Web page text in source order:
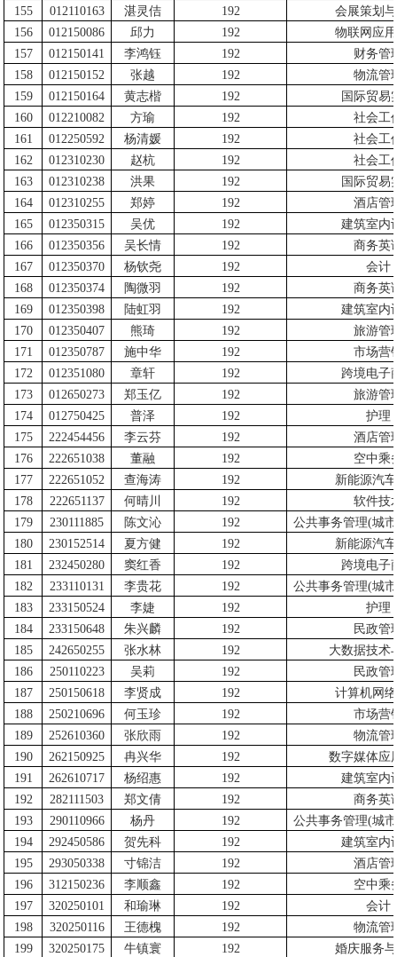
155
012110163 湛灵佶 192
会展策划
156
012150086 邱力 192
物联网应
157
012150141 李鸿钰 192
财务管
158
012150152 张越 192
物流管
159
012150164 黄志楷 192
国际贸易
160
012210082 方瑜 192
社会工
161
012250592 杨清媛 192
社会工
162
012310230 赵杭 192
社会工
163
012310238 洪果 192
国际贸易
164
012310255 郑婷 192
酒店管
165
012350315 吴优 192
建筑室内
166
012350356 吴长情 192
商务英
167
012350370 杨钦尧 192
会计
168
012350374 陶微羽 192
商务英
169
012350398 陆虹羽 192
建筑室内
170
012350407 熊琦 192
旅游管
171
012350787 施中华 192
市场营
172
012351080 章轩 192
跨境电子
173
012650273 郑玉亿 192
旅游管
174
012750425 普泽 192
护理
175
222454456 李云芬 192
酒店管
176
222651038 董融 192
空中乘
177
222651052 查海涛 192
新能源汽
178
222651137 何晴川 192
软件技
179
230111885 陈文沁 192 公共事务管理(城
180
230152514 夏方健 192
新能源汽
181
232450280 窦红香 192
跨境电子
182
233110131 李贵花 192 公共事务管理(城
183
233150524 李婕 192
护理
184
233150648 朱兴麟 192
民政管
185
242650255 张水林 192
大数据技术
186
250110223 吴莉 192
民政管
187
250150618 李贤成 192
计算机网
188
250210696 何玉珍 192
市场营
189
252610360 张欣雨 192
物流管
190
262150925 冉兴华 192
数字媒体应
191
262610717 杨绍惠 192
建筑室内
192
282111503 郑文倩 192
商务英
193
290110966 杨丹 192 公共事务管理(城
194
292450586 贺先科 192
建筑室内
195
293050338 寸锦洁 192
酒店管
196
312150236 李顺鑫 192
空中乘
197
320250101 和瑜琳 192
会计
198
320250116 王德槐 192
物流管
199
320250175 牛镇寰 192
婚庆服务